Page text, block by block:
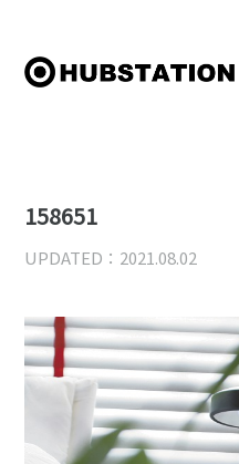
158651
UPDATED：2021.08.02